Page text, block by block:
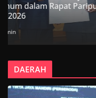
Wakil Ketua
Peresmian
DAERAH